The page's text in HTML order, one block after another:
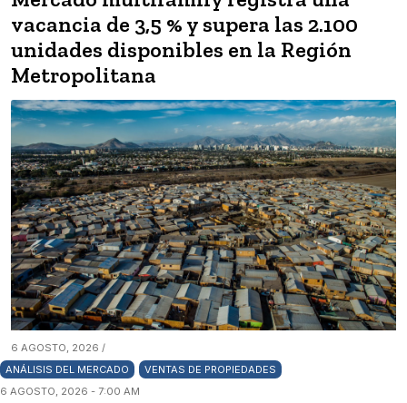
vacancia de 3,5 % y supera las 2.100
unidades disponibles en la Región
Metropolitana
6 AGOSTO, 2026 /
ANÁLISIS DEL MERCADO
VENTAS DE PROPIEDADES
6 AGOSTO, 2026 - 7:00 AM